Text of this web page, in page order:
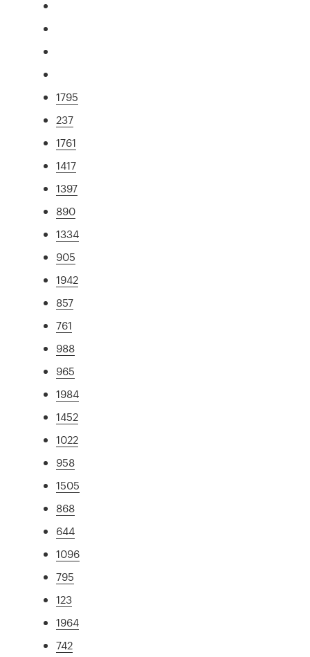
1795
237
1761
1417
1397
890
1334
905
1942
857
761
988
965
1984
1452
1022
958
1505
868
644
1096
795
123
1964
742